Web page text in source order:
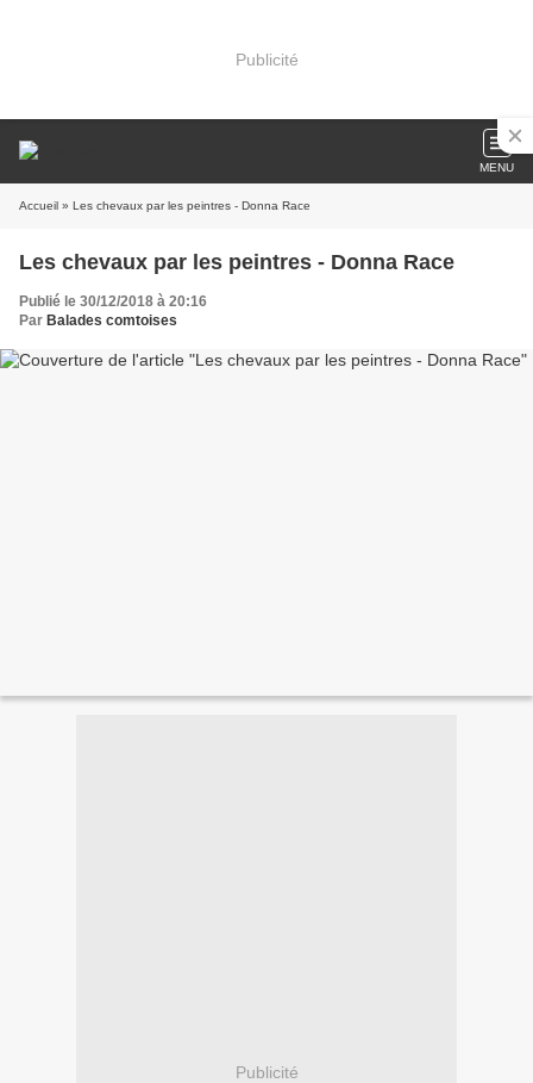
Publicité
MENU
Accueil » Les chevaux par les peintres - Donna Race
Les chevaux par les peintres - Donna Race
Publié le 30/12/2018 à 20:16
Par Balades comtoises
Publicité